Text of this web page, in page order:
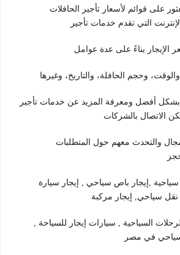
على قوائم لأسعار تأجير الحافلات
التي تقدم خدمات تأجير
الإيجار بناءً على عدة عوامل
وحجم الحافلة، والتاريخ، وغيرها
بشكل أفضل ومعرفة المزيد عن خدمات تأجير
الاتصال بالشركات
والتحدث معهم حول المتطلبات
سياحية ,إيجار باص سياحي , إيجار سيارة
سياحي, إيجار مركبة
السياحية , سيارات إيجار للسياحة ,
سياحي في مصر